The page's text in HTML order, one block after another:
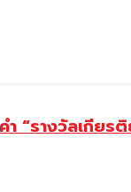
รางวัลเกียรติ